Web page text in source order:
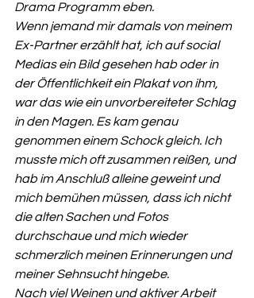
Drama Programm eben.
Wenn jemand mir damals von meinem
Ex-Partner erzählt hat, ich auf social
Medias ein Bild gesehen hab oder in
der Öffentlichkeit ein Plakat von ihm,
war das wie ein unvorbereiteter Schlag
in den Magen. Es kam genau
genommen einem Schock gleich. Ich
musste mich oft zusammen reißen, und
hab im Anschluß alleine geweint und
mich bemühen müssen, dass ich nicht
die alten Sachen und Fotos
durchschaue und mich wieder
schmerzlich meinen Erinnerungen und
meiner Sehnsucht hingebe.
Nach viel Weinen und aktiver Arbeit